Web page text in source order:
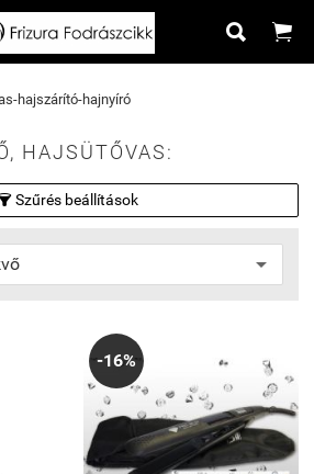
 
hajszárító-hajnyíró
HAJSÜTŐVAS:
Szűrés beállítások
-16%